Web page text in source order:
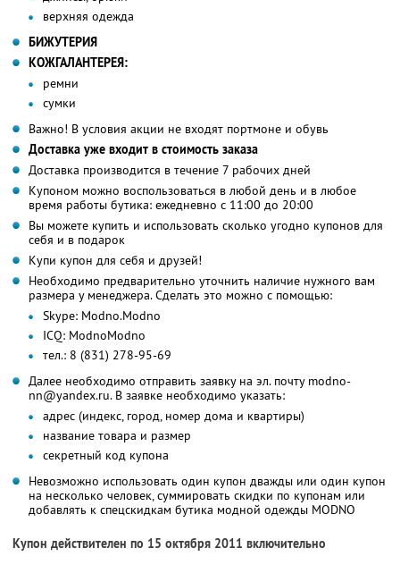
верхняя одежда
БИЖУТЕРИЯ
КОЖГАЛАНТЕРЕЯ:
ремни
сумки
Важно! В условия акции не входят портмоне и обувь
Доставка уже входит в стоимость заказа
Доставка производится в течение 7 рабочих дней
Купоном можно воспользоваться в любой день и в любое
время работы бутика: ежедневно с 11:00 до 20:00
Вы можете купить и использовать сколько угодно купонов для
себя и в подарок
Купи купон для себя и друзей!
Необходимо предварительно уточнить наличие нужного вам
размера у менеджера. Сделать это можно с помощью:
Skype: Modno.Modno
ICQ: ModnoModno
тел.: 8 (831) 278-95-69
Далее необходимо отправить заявку на эл. почту modno-
nn@yandex.ru. В заявке необходимо указать:
адрес (индекс, город, номер дома и квартиры)
название товара и размер
секретный код купона
Невозможно использовать один купон дважды или один купон
на несколько человек, суммировать скидки по купонам или
добавлять к спецскидкам бутика модной одежды MODNO
Купон действителен по 15 октября 2011 включительно